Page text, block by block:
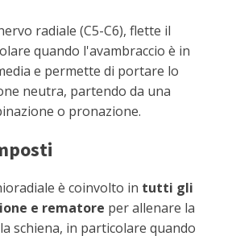
radiale (C5-C6), flette il
quando l'avambraccio è in
e permette di portare lo
neutra, partendo da una
o pronazione.
è coinvolto in tutti gli
e rematore per allenare la
schiena, in particolare quando